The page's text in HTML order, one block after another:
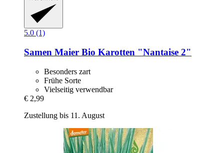
5.0 (1)
Samen Maier Bio Karotten "Nantaise 2"
Besonders zart
Frühe Sorte
Vielseitig verwendbar
€ 2,99
Zustellung bis 11. August